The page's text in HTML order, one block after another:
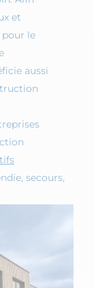
et
pour le
aussi
secours,